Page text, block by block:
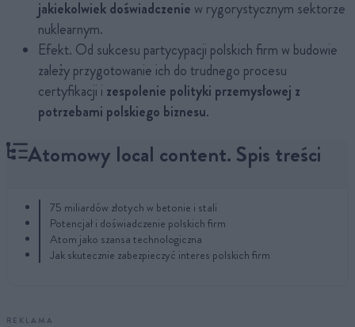
jakiekolwiek doświadczenie w rygorystycznym sektorze
nuklearnym.
Efekt. Od sukcesu partycypacji polskich firm w budowie
zależy przygotowanie ich do trudnego procesu
certyfikacji i zespolenie polityki przemysłowej z
potrzebami polskiego biznesu.
Atomowy local content. Spis treści
75 miliardów złotych w betonie i stali
Potencjał i doświadczenie polskich firm
Atom jako szansa technologiczna
Jak skutecznie zabezpieczyć interes polskich firm
REKLAMA